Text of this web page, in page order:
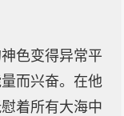
色变得异常平
而兴奋。在他
着所有大海中